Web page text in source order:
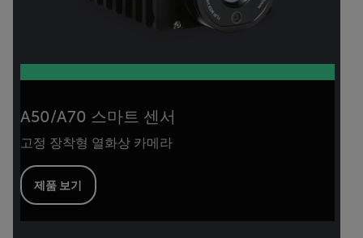
A50/A70 스마트 센서
고정 장착형 열화상 카메라
제품 보기